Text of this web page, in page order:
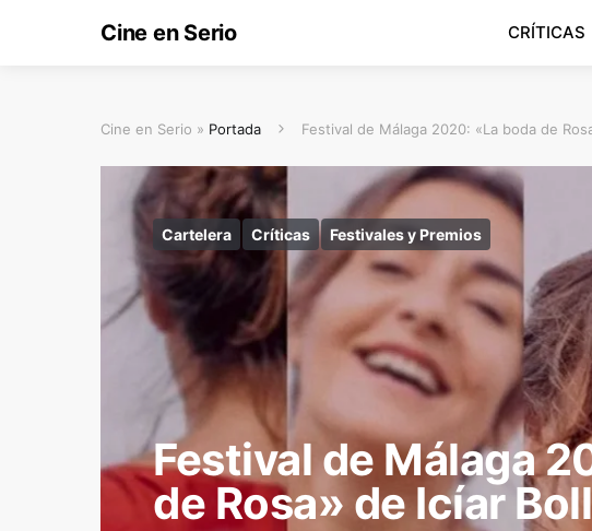
Cine en Serio CRÍTICAS
Cine en Serio » Portada Festival de Málaga 2020: «La boda de
Cartelera Críticas Festivales y Premios
Festival de Málaga
de Rosa» de Icíar